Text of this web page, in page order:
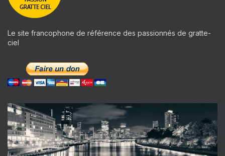
Le site francophone de référence des passionnés de gratte-
ciel